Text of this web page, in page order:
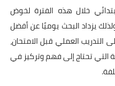
خلال هذه الفترة لخوض
يزداد البحث يوميًا عن أفضل
التدريب العملي قبل الامتحان،
التي تحتاج إلى فهم وتركيز في